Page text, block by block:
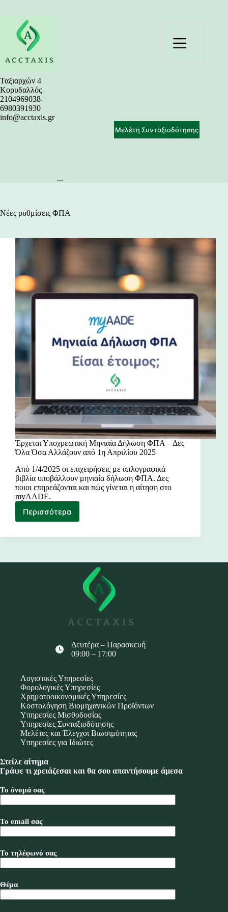
περιεχόμενο
Ταξιαρχών 4
Κορυδαλλός
2104969038-
6980391930
info@acctaxis.gr
...
Μελέτη Συνταξιοδότησης
Νέες ρυθμίσεις ΦΠΑ
Έρχεται Υποχρεωτική Μηνιαία Δήλωση ΦΠΑ – Δες
Όλα Όσα Αλλάζουν από 1η Απριλίου 2025
Από 1/4/2025 οι επιχειρήσεις με απλογραφικά
βιβλία υποβάλλουν μηνιαία δήλωση ΦΠΑ. Δες
ποιοι επηρεάζονται και πώς γίνεται η αίτηση στο
myAADE.
Περισσότερα
Έρχεται
Μηνιαία
–
Δευτέρα – Παρασκευή
09:00 – 17:00
Λογιστικές Υπηρεσίες
Φορολογικές Υπηρεσίες
Χρηματοοικονομικές Υπηρεσίες
Κοστολόγηση Βιομηχανικών Προϊόντων
Υπηρεσίες Μισθοδοσίας
Υπηρεσίες Συνταξιοδότησης
Μελέτες και Έλεγχοι Βιωσιμότητας
Υπηρεσίες για Ιδιώτες
Στείλε αίτημα
Γράψε τι χρειάζεσαι και θα σου απαντήσουμε άμεσα
Το όνομά σας
Το email σας
Το τηλέφωνό σας
Θέμα